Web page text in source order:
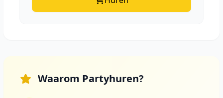
Waarom Partyhuren?